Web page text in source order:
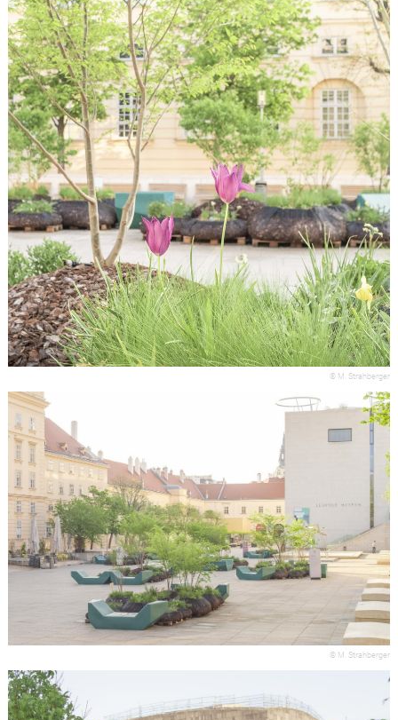
© M. Strahberger
© M. Strahberger